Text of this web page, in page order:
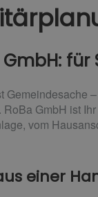
GmbH: für
Gemeindesache
RoBa GmbH ist
vom
einer